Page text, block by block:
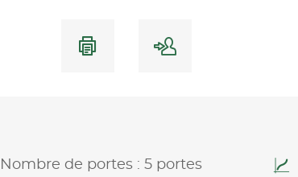
Nombre de portes : 5 portes